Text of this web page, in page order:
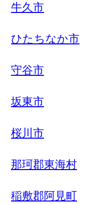
牛久市
ひたちなか市
守谷市
坂東市
桜川市
那珂郡東海村
稲敷郡阿見町